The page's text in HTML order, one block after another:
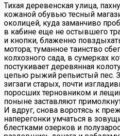
Тихая деревенская улица,
кожаной обувью тесный
околицей, куда заманчиво
в кабине еще не остывшего
и кнопки, блаженно
мотора; туманное таинство
колхозного сада, в сумерках
постукивает деревянная
цепью рыжий репьистый пес.
зигзаги старых, почти
поросших терновником и
поныне заставляют
И вдруг, снова воротясь к
наперегонки умчаться в
блестками озерков и